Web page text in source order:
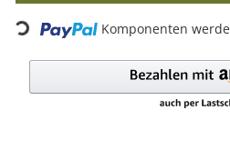
Loading... Komponenten